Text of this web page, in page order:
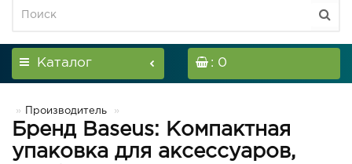
Каталог : 0
Производитель
Бренд Baseus: Компактная
упаковка для аксессуаров,